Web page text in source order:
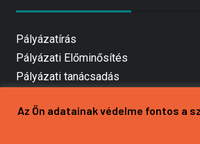
Pályázatírás
Pályázati Előminősítés
Pályázati tanácsadás
Mezőgazdasági pályázatírás
Az Ön adatainak védelme fontos a